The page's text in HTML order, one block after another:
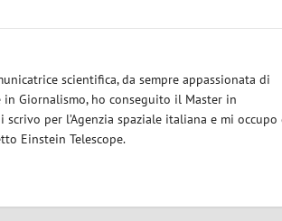
scientifica, da sempre appassionata di
Giornalismo, ho conseguito il Master in
per l’Agenzia spaziale italiana e mi
Einstein Telescope.